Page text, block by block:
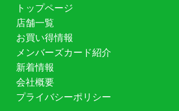
トップページ
店舗一覧
お買い得情報
メンバーズカード紹介
新着情報
会社概要
プライバシーポリシー